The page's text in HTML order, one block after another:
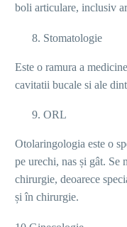
boli articulare, inclusiv
Stomatologie
Este o ramura a
cavitatii bucale si ale
ORL
Otolaringologia este o
pe urechi, nas și gât. Se
chirurgie, deoarece
și în chirurgie.